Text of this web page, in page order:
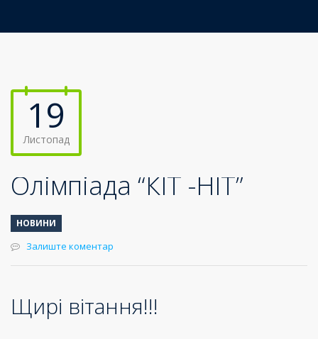
19
Листопад
Олімпіада “КІТ -НІТ”
НОВИНИ
Залиште коментар
Щирі вітання!!!